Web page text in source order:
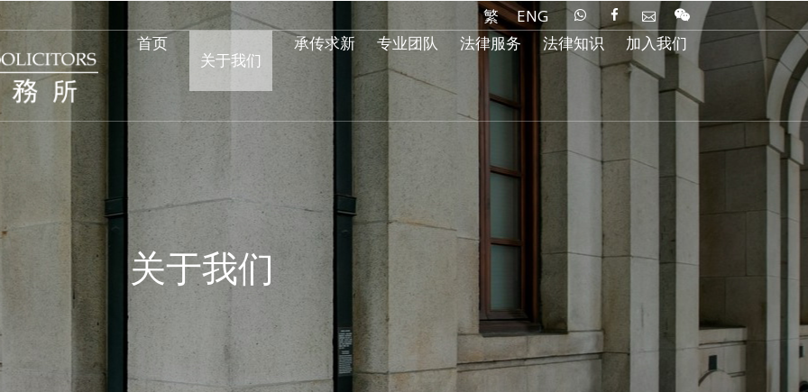
繁 ENG
首页
关于我们
承传求新 专业团队 法律服务 法律知识 加入我们
关于我们